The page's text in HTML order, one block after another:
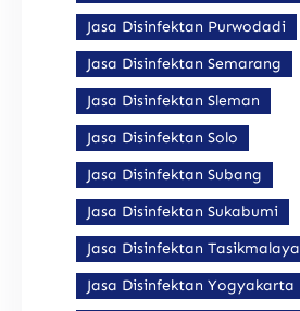
Jasa Disinfektan Purwodadi
Jasa Disinfektan Semarang
Jasa Disinfektan Sleman
Jasa Disinfektan Solo
Jasa Disinfektan Subang
Jasa Disinfektan Sukabumi
Jasa Disinfektan Tasikmalaya
Jasa Disinfektan Yogyakarta